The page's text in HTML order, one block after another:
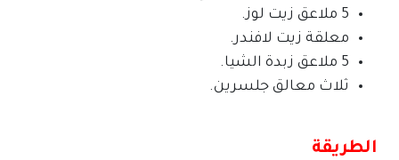
5 ملاعق زيت لوز.
معلقة زيت لافندر.
5 ملاعق زبدة الشيا.
ثلاث معالق جلسرين.
الطريقة